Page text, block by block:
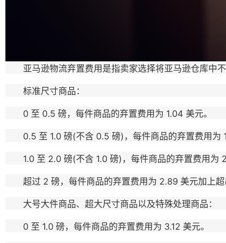
亚马逊物流弃置费用是指卖家选择将亚马逊仓库中不
标准尺寸商品：
0 至 0.5 磅，每件商品的弃置费用为 1.04 美元。
0.5 至 1.0 磅(不含 0.5 磅)，每件商品的弃置费用为
1.0 至 2.0 磅(不含 1.0 磅)，每件商品的弃置费用为
超过 2 磅，每件商品的弃置费用为 2.89 美元加上超
大号大件商品、超大尺寸商品以及特殊处理商品：
0 至 1.0 磅，每件商品的弃置费用为 3.12 美元。